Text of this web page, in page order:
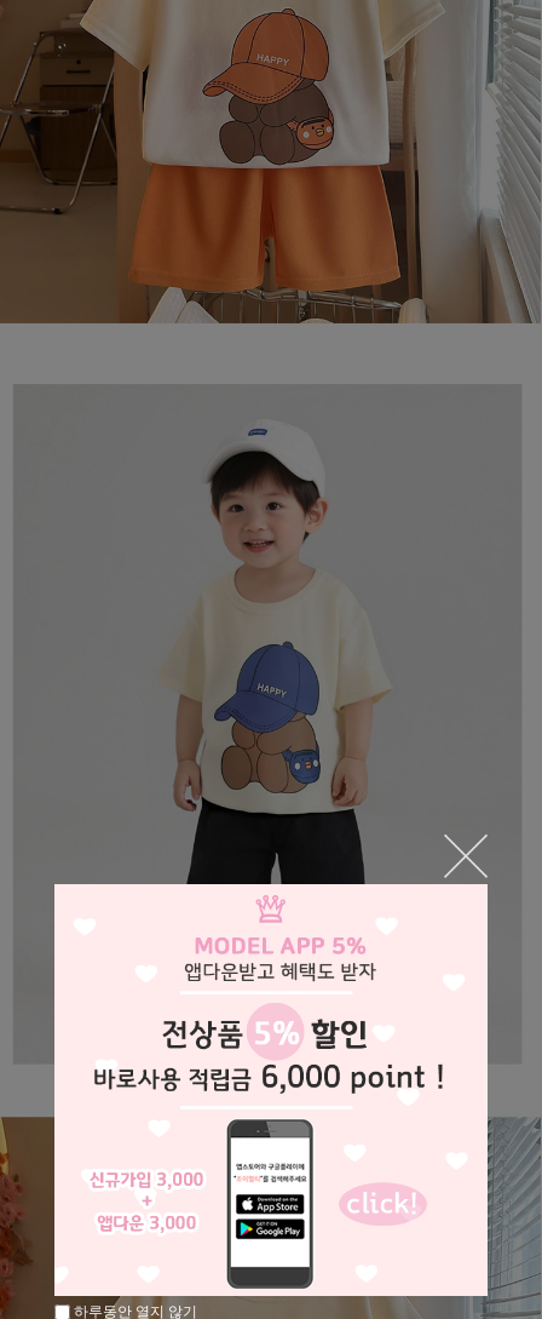
하루동안 열지 않기